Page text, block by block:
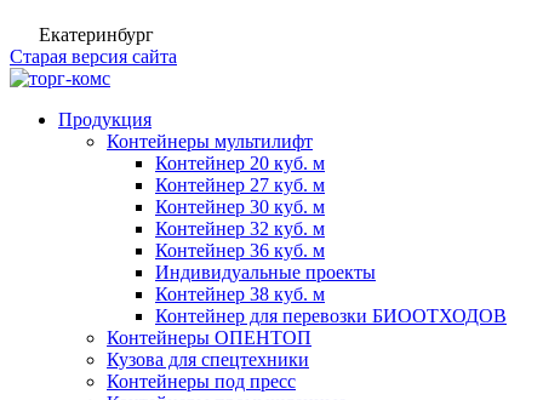
Екатеринбург
Старая версия сайта
Продукция
Контейнеры мультилифт
Контейнер 20 куб. м
Контейнер 27 куб. м
Контейнер 30 куб. м
Контейнер 32 куб. м
Контейнер 36 куб. м
Индивидуальные проекты
Контейнер 38 куб. м
Контейнер для перевозки БИООТХОДОВ
Контейнеры ОПЕНТОП
Кузова для спецтехники
Контейнеры под пресс